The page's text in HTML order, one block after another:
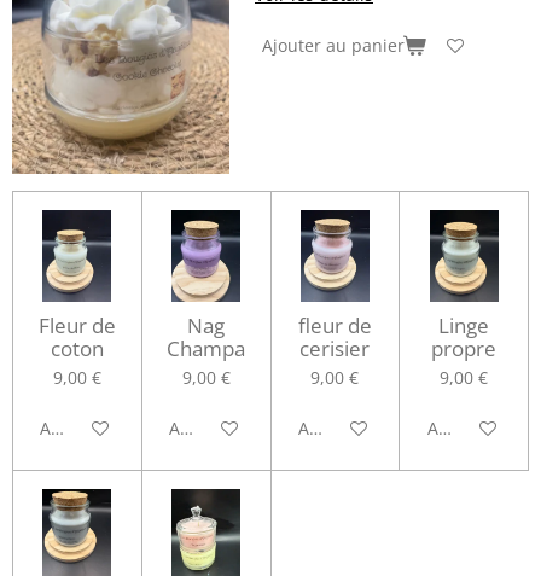
Ajouter au panier
Fleur de
coton
9,00 €
Ajouter au panier
Nag
Champa
9,00 €
Ajouter au panier
fleur de
cerisier
9,00 €
Ajouter au panier
Linge
propre
9,00 €
Ajouter au